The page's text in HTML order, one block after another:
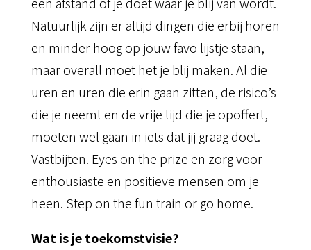
Natuurlijk zijn er altijd dingen die erbij horen
en minder hoog op jouw favo lijstje staan,
maar overall moet het je blij maken. Al die
uren en uren die erin gaan zitten, de risico’s
die je neemt en de vrije tijd die je opoffert,
moeten wel gaan in iets dat jij graag doet.
Vastbijten. Eyes on the prize en zorg voor
enthousiaste en positieve mensen om je
heen. Step on the fun train or go home.
Wat is je toekomstvisie?